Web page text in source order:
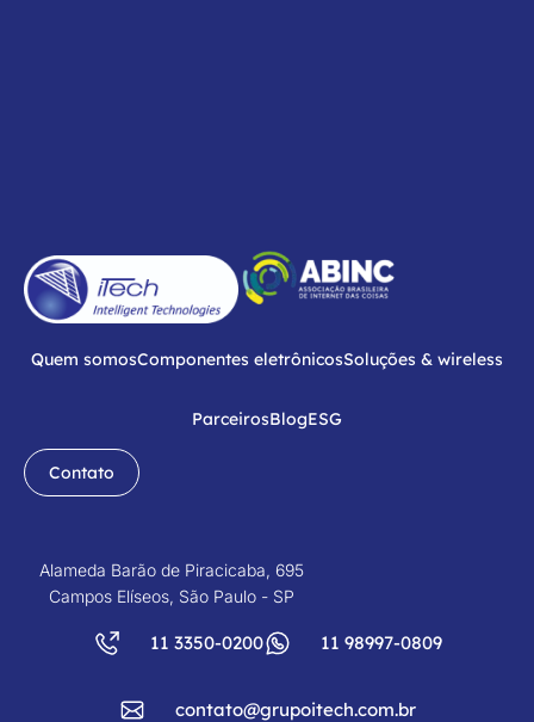
Quem somosComponentes eletrônicosSoluções & wireless
ParceirosBlogESG
Contato
Alameda Barão de Piracicaba, 695
Campos Elíseos, São Paulo - SP
11 3350-0200 11 98997-0809
contato@grupoitech.com.br